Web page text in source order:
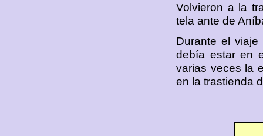
Volvieron a la
tela ante de
Durante el
debía estar en
varias veces la
en la trastienda